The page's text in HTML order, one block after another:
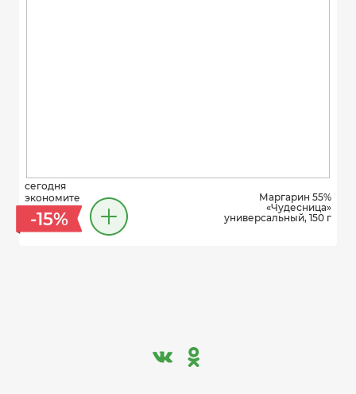
сегодня
экономите
-15%
Маргарин 55%
«Чудесница»
универсальный, 150 г